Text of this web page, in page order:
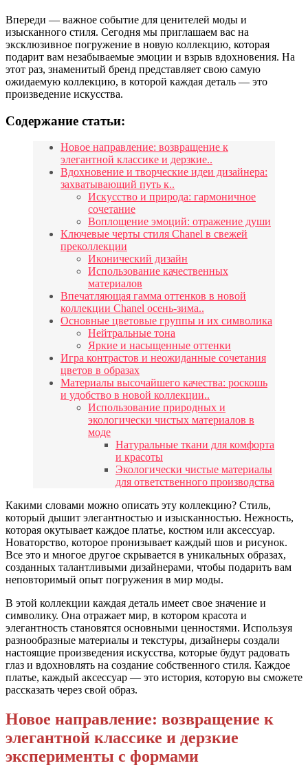
Впереди — важное событие для ценителей моды и
изысканного стиля. Сегодня мы приглашаем вас на
эксклюзивное погружение в новую коллекцию, которая
подарит вам незабываемые эмоции и взрыв вдохновения. На
этот раз, знаменитый бренд представляет свою самую
ожидаемую коллекцию, в которой каждая деталь — это
произведение искусства.
Содержание статьи:
Новое направление: возвращение к
элегантной классике и дерзкие..
Вдохновение и творческие идеи дизайнера:
захватывающий путь к..
Искусство и природа: гармоничное
сочетание
Воплощение эмоций: отражение души
Ключевые черты стиля Chanel в свежей
преколлекции
Иконический дизайн
Использование качественных
материалов
Впечатляющая гамма оттенков в новой
коллекции Chanel осень-зима..
Основные цветовые группы и их символика
Нейтральные тона
Яркие и насыщенные оттенки
Игра контрастов и неожиданные сочетания
цветов в образах
Материалы высочайшего качества: роскошь
и удобство в новой коллекции..
Использование природных и
экологически чистых материалов в
моде
Натуральные ткани для комфорта
и красоты
Экологически чистые материалы
для ответственного производства
Какими словами можно описать эту коллекцию? Стиль,
который дышит элегантностью и изысканностью. Нежность,
которая окутывает каждое платье, костюм или аксессуар.
Новаторство, которое пронизывает каждый шов и рисунок.
Все это и многое другое скрывается в уникальных образах,
созданных талантливыми дизайнерами, чтобы подарить вам
неповторимый опыт погружения в мир моды.
В этой коллекции каждая деталь имеет свое значение и
символику. Она отражает мир, в котором красота и
элегантность становятся основными ценностями. Используя
разнообразные материалы и текстуры, дизайнеры создали
настоящие произведения искусства, которые будут радовать
глаз и вдохновлять на создание собственного стиля. Каждое
платье, каждый аксессуар — это история, которую вы сможете
рассказать через свой образ.
Новое направление: возвращение к
элегантной классике и дерзкие
эксперименты с формами